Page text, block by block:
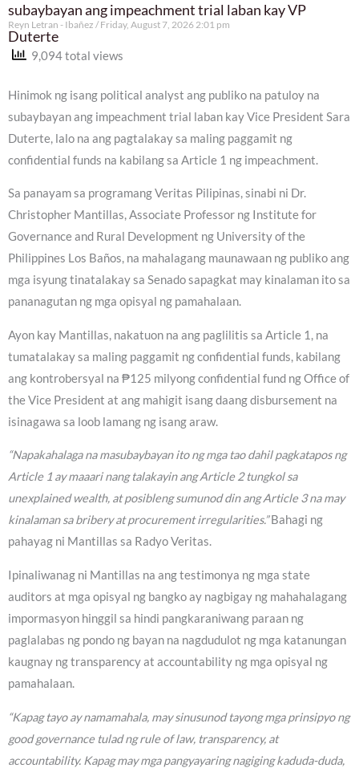
subaybayan ang impeachment trial laban kay VP
Duterte
Reyn Letran - Ibañez Friday, August 7, 2026 2:01 pm
9,094 total views
Hinimok ng isang political analyst ang publiko na patuloy na
subaybayan ang impeachment trial laban kay Vice President Sara
Duterte, lalo na ang pagtalakay sa maling paggamit ng
confidential funds na kabilang sa Article 1 ng impeachment.
Sa panayam sa programang Veritas Pilipinas, sinabi ni Dr.
Christopher Mantillas, Associate Professor ng Institute for
Governance and Rural Development ng University of the
Philippines Los Baños, na mahalagang maunawaan ng publiko ang
mga isyung tinatalakay sa Senado sapagkat may kinalaman ito sa
pananagutan ng mga opisyal ng pamahalaan.
Ayon kay Mantillas, nakatuon na ang paglilitis sa Article 1, na
tumatalakay sa maling paggamit ng confidential funds, kabilang
ang kontrobersyal na ₱125 milyong confidential fund ng Office of
the Vice President at ang mahigit isang daang disbursement na
isinagawa sa loob lamang ng isang araw.
“Napakahalaga na masubaybayan ito ng mga tao dahil pagkatapos ng
Article 1 ay maaari nang talakayin ang Article 2 tungkol sa
unexplained wealth, at posibleng sumunod din ang Article 3 na may
kinalaman sa bribery at procurement irregularities.”Bahagi ng
pahayag ni Mantillas sa Radyo Veritas.
Ipinaliwanag ni Mantillas na ang testimonya ng mga state
auditors at mga opisyal ng bangko ay nagbigay ng mahahalagang
impormasyon hinggil sa hindi pangkaraniwang paraan ng
paglalabas ng pondo ng bayan na nagdudulot ng mga katanungan
kaugnay ng transparency at accountability ng mga opisyal ng
pamahalaan.
“Kapag tayo ay namamahala, may sinusunod tayong mga prinsipyo ng
good governance tulad ng rule of law, transparency, at
accountability. Kapag may mga pangyayaring nagiging kaduda-duda,